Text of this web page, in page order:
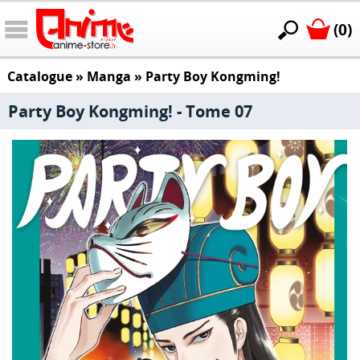
(0)
Catalogue» Manga » Party Boy Kongming!
Party Boy Kongming! - Tome 07